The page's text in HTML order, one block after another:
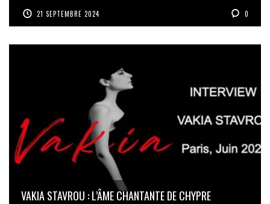
21 SEPTEMBRE 2024 0
VAKIA STAVROU : L’ÂME CHANTANTE DE CHYPRE